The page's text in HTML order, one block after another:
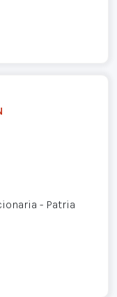
- Patria